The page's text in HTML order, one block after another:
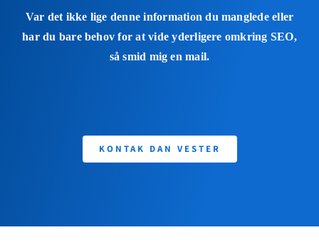
Var det ikke lige denne information du manglede eller
har du bare behov for at vide yderligere omkring SEO,
så smid mig en mail.
KONTAK DAN VESTER